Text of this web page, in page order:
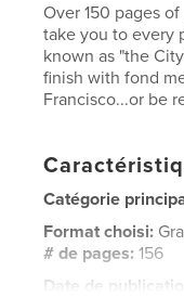
Over 150 pages
take you to every
known as "the
finish with fond
Francisco...or be
Catégorie
Format choisi:
# de pages:156
Date de